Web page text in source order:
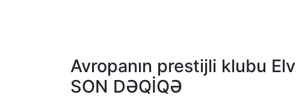
Avropanın prestijli klubu
SON DƏQİQƏ